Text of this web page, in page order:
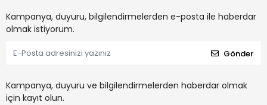
Kampanya, duyuru, bilgilendirmelerden e-posta ile haberdar
olmak istiyorum.
Gönder
Kampanya, duyuru ve bilgilendirmelerden haberdar olmak
için kayıt olun.